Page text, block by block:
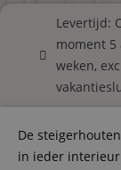
Levertijd:
moment 5
weken,
De
in ieder